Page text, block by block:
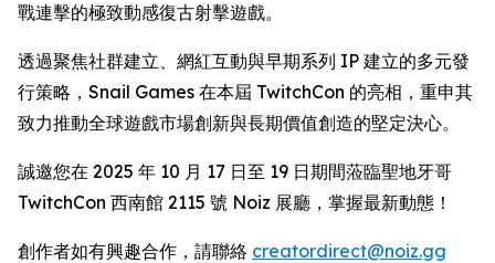
戰連擊的極致動感復古射擊遊戲。
透過聚焦社群建立、網紅互動與早期系列 IP 建立的多元發
行策略，Snail Games 在本屆 TwitchCon 的亮相，重申其
致力推動全球遊戲市場創新與長期價值創造的堅定決心。
誠邀您在 2025 年 10 月 17 日至 19 日期間蒞臨聖地牙哥
TwitchCon 西南館 2115 號 Noiz 展廳，掌握最新動態！
創作者如有興趣合作，請聯絡 creatordirect@noiz.gg